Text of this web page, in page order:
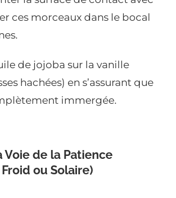
ces morceaux dans le bocal
de jojoba sur la vanille
hachées) en s’assurant que
immergée.
Voie de la Patience
ou Solaire)